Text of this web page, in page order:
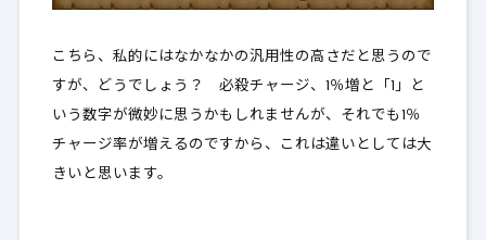
こちら、私的にはなかなかの汎用性の高さだと思うので
すが、どうでしょう？ 必殺チャージ、1％増と 「1」と
いう数字が微妙に思うかもしれませんが、それでも1％
チャージ率が増えるのですから、これは違いとしては大
きいと思います。